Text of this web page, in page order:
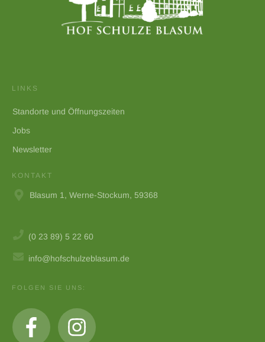
LINKS
Standorte und Öffnungszeiten
Jobs
Newsletter
KONTAKT
Blasum 1, Werne-Stockum, 59368
(0 23 89) 5 22 60
info@hofschulzeblasum.de
FOLGEN SIE UNS: